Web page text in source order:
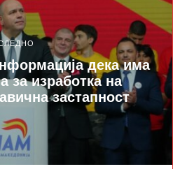
дека има
за изработка на
застапност